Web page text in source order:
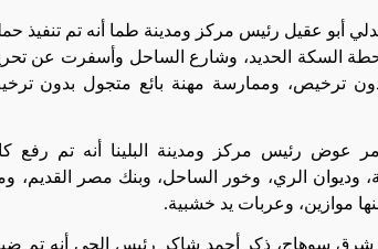
أبو عقيل رئيس مركز ومدينة طما أنه تم تنفيذ
عوض رئيس مركز ومدينة البلينا أنه تم رفع
موازين، وعربات يد خشبية.